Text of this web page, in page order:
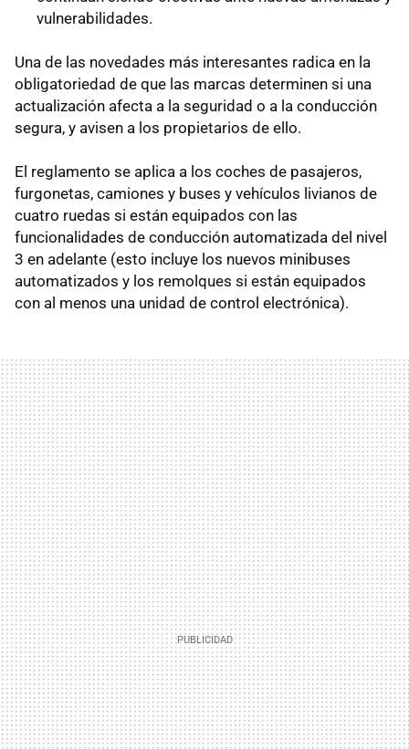
vulnerabilidades.
Una de las novedades más interesantes radica en la
obligatoriedad de que las marcas determinen si una
actualización afecta a la seguridad o a la conducción
segura, y avisen a los propietarios de ello.
El reglamento se aplica a los coches de pasajeros,
furgonetas, camiones y buses y vehículos livianos de
cuatro ruedas si están equipados con las
funcionalidades de conducción automatizada del nivel
3 en adelante (esto incluye los nuevos minibuses
automatizados y los remolques si están equipados
con al menos una unidad de control electrónica).